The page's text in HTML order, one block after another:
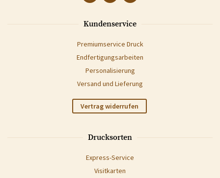
Kundenservice
Premiumservice Druck
Endfertigungsarbeiten
Personalisierung
Versand und Lieferung
Vertrag widerrufen
Drucksorten
Express-Service
Visitkarten